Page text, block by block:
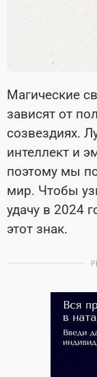
Магические
зависят от
созвездиях.
интеллект и
поэтому мы
мир. Чтобы
удачу в 2024
этот знак.